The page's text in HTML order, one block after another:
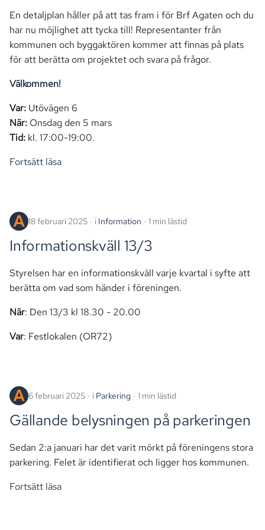
En detaljplan håller på att tas fram i för Brf Agaten och du
har nu möjlighet att tycka till! Representanter från
kommunen och byggaktören kommer att finnas på plats
för att berätta om projektet och svara på frågor.
Välkommen!
Var: Utövägen 6
När: Onsdag den 5 mars
Tid: kl. 17:00-19:00.
Fortsätt läsa
18 februari 2025 i Information 1 min lästid
Informationskväll 13/3
Styrelsen har en informationskväll varje kvartal i syfte att
berätta om vad som händer i föreningen.
När: Den 13/3 kl 18.30 - 20.00
Var: Festlokalen (OR72)
6 februari 2025 i Parkering 1 min lästid
Gällande belysningen på parkeringen
Sedan 2:a januari har det varit mörkt på föreningens stora
parkering. Felet är identifierat och ligger hos kommunen.
Fortsätt läsa